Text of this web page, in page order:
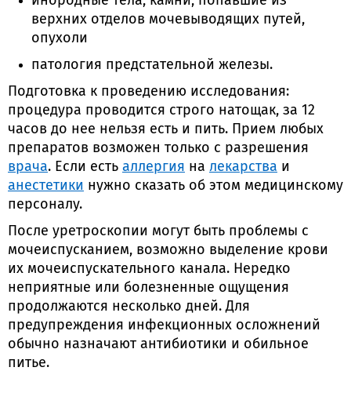
верхних отделов мочевыводящих путей,
опухоли
патология предстательной железы.
Подготовка к проведению исследования:
процедура проводится строго натощак, за 12
часов до нее нельзя есть и пить. Прием любых
препаратов возможен только с разрешения
врача. Если есть аллергия на лекарства и
анестетики нужно сказать об этом медицинскому
персоналу.
После уретроскопии могут быть проблемы с
мочеиспусканием, возможно выделение крови
их мочеиспускательного канала. Нередко
неприятные или болезненные ощущения
продолжаются несколько дней. Для
предупреждения инфекционных осложнений
обычно назначают антибиотики и обильное
питье.